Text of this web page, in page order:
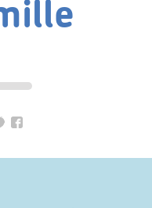
Facebook